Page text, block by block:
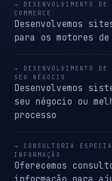
→ DESENVOLVIMENTO
COMMERCE
Desenvolvemos
para os motores de
→ DESENVOLVIMENTO
SEU NÉGOCIO
Desenvolvemos
seu négocio ou
processo
→ CONSULTORIA
INFORMAÇÃO
Oferecemos